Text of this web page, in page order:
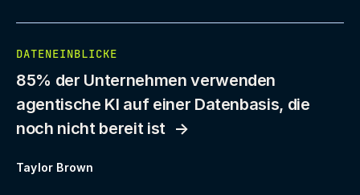
DATENEINBLICKE
85% der Unternehmen verwenden
agentische KI auf einer Datenbasis, die
noch nicht bereit ist
Taylor Brown